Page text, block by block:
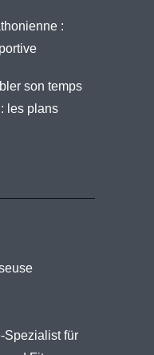
:
son temps
les plans
Spezialist für